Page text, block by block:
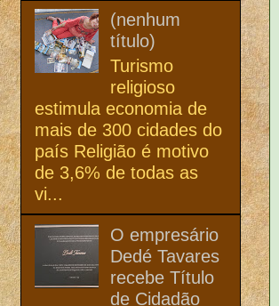
(nenhum
título)
Turismo
religioso
estimula economia de
mais de 300 cidades do
país Religião é motivo
de 3,6% de todas as
vi...
O empresário
Dedé Tavares
recebe Título
de Cidadão